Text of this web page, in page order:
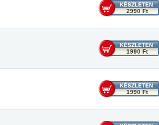
2990 Ft
1990 Ft
1990 Ft